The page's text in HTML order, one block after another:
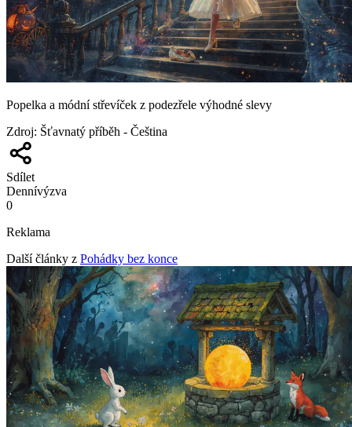
Popelka a módní střevíček z podezřele výhodné slevy
Zdroj: Šťavnatý příběh - Čeština
Sdílet
Dennívýzva
0
Reklama
Další články z Pohádky bez konce